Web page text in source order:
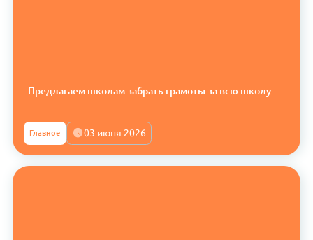
Предлагаем школам забрать грамоты за всю школу
Главное 03 июня 2026